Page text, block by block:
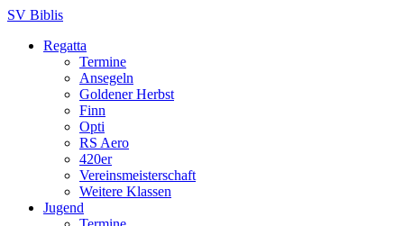
SV Biblis
Regatta
Termine
Ansegeln
Goldener Herbst
Finn
Opti
RS Aero
420er
Vereinsmeisterschaft
Weitere Klassen
Jugend